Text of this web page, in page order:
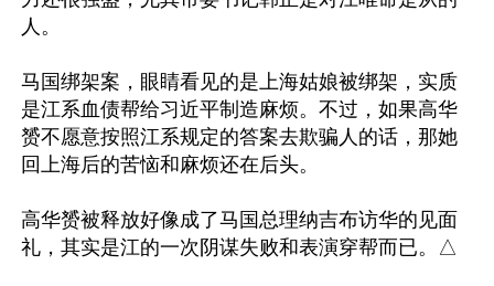
人。
马国绑架案，眼睛看见的是上海姑娘被绑架，实质
是江系血债帮给习近平制造麻烦。不过，如果高华
赟不愿意按照江系规定的答案去欺骗人的话，那她
回上海后的苦恼和麻烦还在后头。
高华赟被释放好像成了马国总理纳吉布访华的见面
礼，其实是江的一次阴谋失败和表演穿帮而已。△